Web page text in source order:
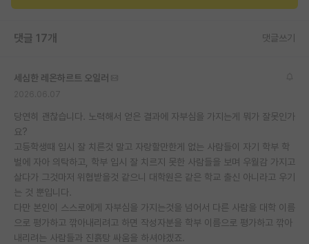
홍보 게시판
커리어
반도체 아카데미
재팬라운지 🌸
댓글 17개 댓글쓰기
세심한 레온하르트 오일러
당연히 괜찮습니다. 노력해서 얻은 결과에 자부심을 가지는게 뭐가 잘못인가
요?
고등학생때 입시 잘 치른것 말고 자랑할만한게 없는 사람들이 자기 학부 학
벌에 자아 의탁하고, 학부 입시 잘 치르지 못한 사람들을 보며 우월감 가지고
살다가 그것마저 위협받을것 같으니 대학원은 같은 학교 출신 아니라고 우기
는 것 뿐입니다.
다만 본인이 스스로에게 자부심을 가지는것을 넘어서 다른 사람을 대학 이름
으로 평가하고 깎아내리려고 하면 작성자분을 학부 이름으로 평가하고 깎아
내리려는 사람들과 진흙탕 싸움을 하셔야겠죠.